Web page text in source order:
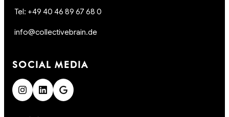
Tel: +49 40 46 89 67 68 0
info@collectivebrain.de
SOCIAL MEDIA